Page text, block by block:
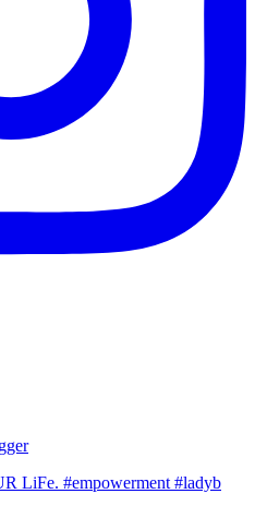
LiFe. #empowerment #ladyb